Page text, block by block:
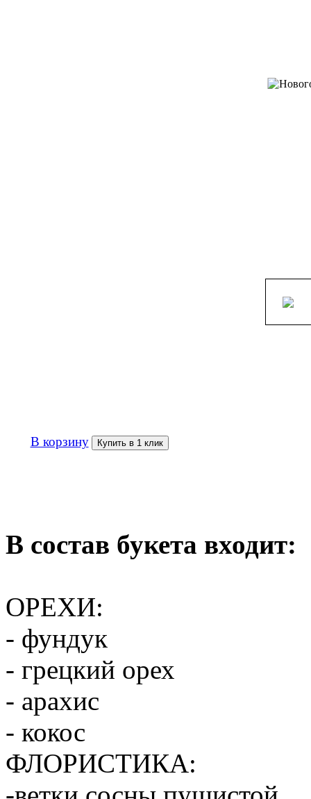
В корзину Купить в 1 клик
В состав букета входит:
ОРЕХИ:
- фундук
- грецкий орех
- арахис
- кокос
ФЛОРИСТИКА: